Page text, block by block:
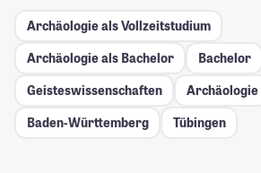
Archäologie als Vollzeitstudium
Archäologie als Bachelor
Bachelor
Geisteswissenschaften
Archäologie
Baden-Württemberg
Tübingen